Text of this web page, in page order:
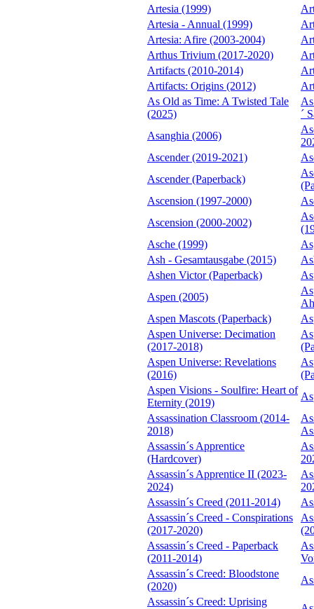
Artesia (1999)
Artesia - Annual (1999)
Artesia: Afire (2003-2004)
Arthus Trivium (2017-2020)
Artifacts (2010-2014)
Artifacts: Origins (2012)
As Old as Time: A Twisted Tale
(2025)
´
Asanghia (2006)
Ascender (2019-2021)
Ascender (Paperback)
Ascension (1997-2000)
Ascension (2000-2002)
Asche (1999)
Ash - Gesamtausgabe (2015)
Ashen Victor (Paperback)
Aspen (2005)
Aspen Mascots (Paperback)
Aspen Universe: Decimation
(2017-2018)
Aspen Universe: Revelations
(2016)
Aspen Visions - Soulfire: Heart of
Eternity (2019)
Assassination Classroom (2014-
2018)
Assassin´s Apprentice
(Hardcover)
Assassin´s Apprentice II (2023-
2024)
Assassin´s Creed (2011-2014)
Assassin´s Creed - Conspirations
(2017-2020)
Assassin´s Creed - Paperback
(2011-2014)
Assassin´s Creed: Bloodstone
(2020)
Assassin´s Creed: Uprising